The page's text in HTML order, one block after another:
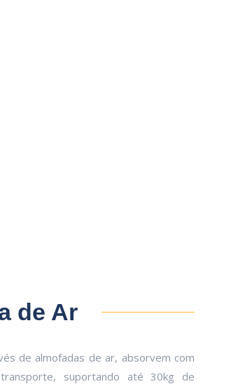
de Ar
de almofadas de ar, absorvem com
suportando até 30kg de